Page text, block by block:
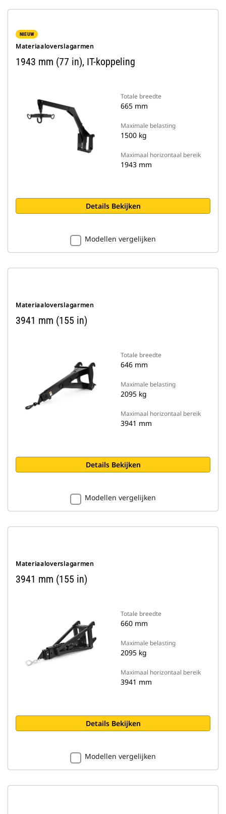
NIEUW
Materiaaloverslagarmen
1943 mm (77 in), IT-koppeling
Totale breedte
665 mm
Maximale belasting
1500 kg
Maximaal horizontaal bereik
1943 mm
Details Bekijken
Modellen vergelijken
Materiaaloverslagarmen
3941 mm (155 in)
Totale breedte
646 mm
Maximale belasting
2095 kg
Maximaal horizontaal bereik
3941 mm
Details Bekijken
Modellen vergelijken
Materiaaloverslagarmen
3941 mm (155 in)
Totale breedte
660 mm
Maximale belasting
2095 kg
Maximaal horizontaal bereik
3941 mm
Details Bekijken
Modellen vergelijken